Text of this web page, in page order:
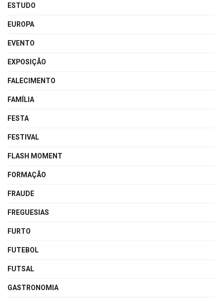
ESTUDO
EUROPA
EVENTO
EXPOSIÇÃO
FALECIMENTO
FAMÍLIA
FESTA
FESTIVAL
FLASH MOMENT
FORMAÇÃO
FRAUDE
FREGUESIAS
FURTO
FUTEBOL
FUTSAL
GASTRONOMIA